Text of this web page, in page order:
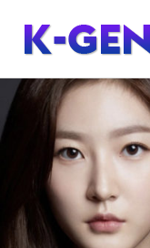
contenu
principal
K-GEN